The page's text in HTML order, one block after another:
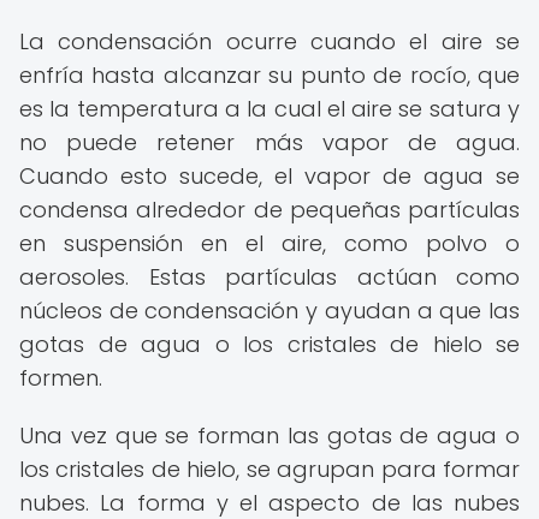
La condensación ocurre cuando el aire se
enfría hasta alcanzar su punto de rocío, que
es la temperatura a la cual el aire se satura y
no puede retener más vapor de agua.
Cuando esto sucede, el vapor de agua se
condensa alrededor de pequeñas partículas
en suspensión en el aire, como polvo o
aerosoles. Estas partículas actúan como
núcleos de condensación y ayudan a que las
gotas de agua o los cristales de hielo se
formen.
Una vez que se forman las gotas de agua o
los cristales de hielo, se agrupan para formar
nubes. La forma y el aspecto de las nubes